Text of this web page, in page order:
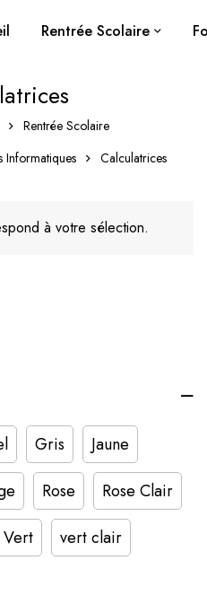
Rentrée Scolaire
Rentrée Scolaire
Informatiques
Calculatrices
Gris
Jaune
Rose
Rose Clair
Vert
vert clair
à votre sélection.